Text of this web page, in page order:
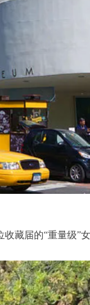
藏届的“重量级